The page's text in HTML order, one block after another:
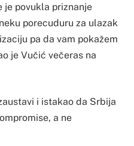
je povukla priznanje
porecuduru za ulazak
pa da vam pokažem
je Vučić večeras na
i istakao da Srbija
a ne